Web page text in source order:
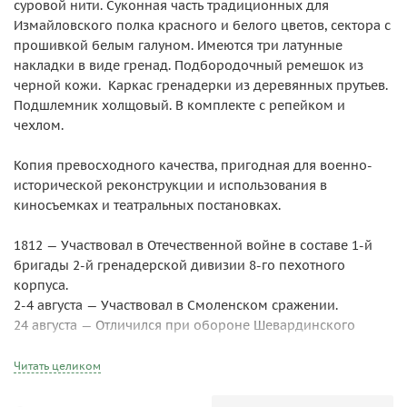
суровой нити. Суконная часть традиционных для
Измайловского полка красного и белого цветов, сектора с
прошивкой белым галуном. Имеются три латунные
накладки в виде гренад. Подбородочный ремешок из
черной кожи. Каркас гренадерки из деревянных прутьев.
Подшлемник холщовый. В комплекте с репейком и
чехлом.
Копия превосходного качества, пригодная для военно-
исторической реконструкции и использования в
киносъемках и театральных постановках.
1812 — Участвовал в Отечественной войне в составе 1-й
бригады 2-й гренадерской дивизии 8-го пехотного
корпуса.
2-4 августа — Участвовал в Смоленском сражении.
24 августа — Отличился при обороне Шевардинского
26 августа — Отличился в Бородинском сражении,
Читать целиком